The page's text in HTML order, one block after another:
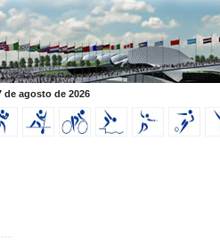
de agosto de 2026